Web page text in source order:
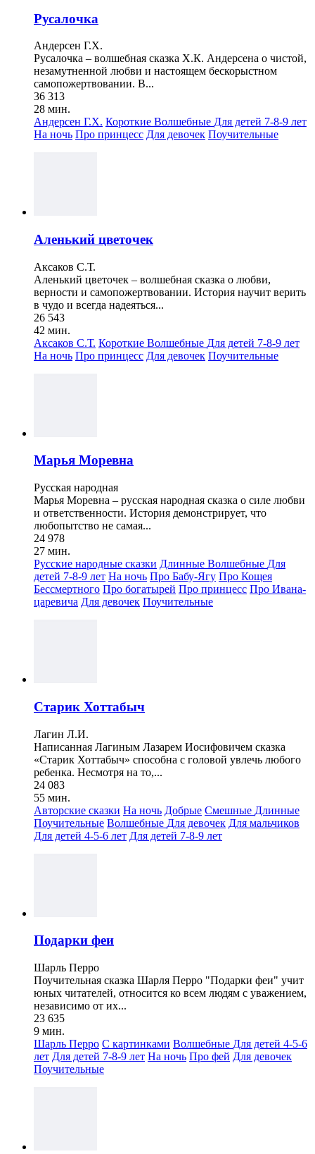
Русалочка
Андерсен Г.Х.
Русалочка – волшебная сказка Х.К. Андерсена о чистой,
незамутненной любви и настоящем бескорыстном
самопожертвовании. В...
36 313
28 мин.
Андерсен Г.Х. Короткие Волшебные Для детей 7-8-9 лет
На ночь Про принцесс Для девочек Поучительные
Аленький цветочек
Аксаков С.Т.
Аленький цветочек – волшебная сказка о любви,
верности и самопожертвовании. История научит верить
в чудо и всегда надеяться...
26 543
42 мин.
Аксаков С.Т. Короткие Волшебные Для детей 7-8-9 лет
На ночь Про принцесс Для девочек Поучительные
Марья Моревна
Русская народная
Марья Моревна – русская народная сказка о силе любви
и ответственности. История демонстрирует, что
любопытство не самая...
24 978
27 мин.
Русские народные сказки Длинные Волшебные Для
детей 7-8-9 лет На ночь Про Бабу-Ягу Про Кощея
Бессмертного Про богатырей Про принцесс Про Ивана-
царевича Для девочек Поучительные
Старик Хоттабыч
Лагин Л.И.
Написанная Лагиным Лазарем Иосифовичем сказка
«Старик Хоттабыч» способна с головой увлечь любого
ребенка. Несмотря на то,...
24 083
55 мин.
Авторские сказки На ночь Добрые Смешные Длинные
Поучительные Волшебные Для девочек Для мальчиков
Для детей 4-5-6 лет Для детей 7-8-9 лет
Подарки феи
Шарль Перро
Поучительная сказка Шарля Перро "Подарки феи" учит
юных читателей, относится ко всем людям с уважением,
независимо от их...
23 635
9 мин.
Шарль Перро С картинками Волшебные Для детей 4-5-6
лет Для детей 7-8-9 лет На ночь Про фей Для девочек
Поучительные